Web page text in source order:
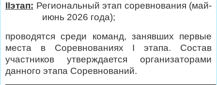
IIэтап: Региональный этап соревнования (май-
июнь 2026 года);
проводятся среди команд, занявших первые
места в Соревнованиях I этапа. Состав
участников утверждается организаторами
данного этапа Соревнований.